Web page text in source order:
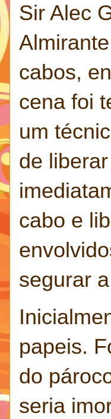
Sir Alec
cabos,
cena foi
um
de
cabo e
segurar
papeis.
do
seria